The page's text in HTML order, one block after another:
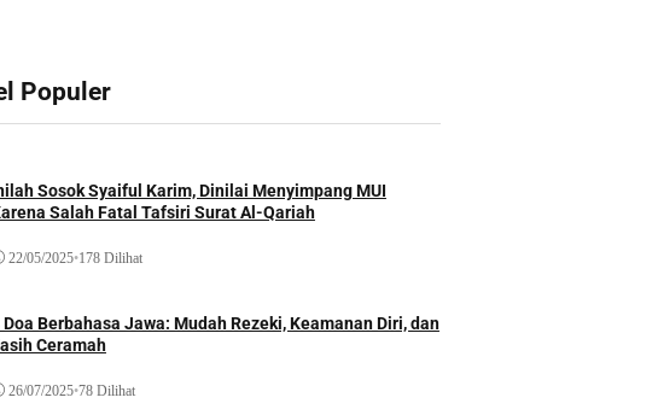
Populer
Sosok Syaiful Karim, Dinilai Menyimpang MUI
Salah Fatal Tafsiri Surat Al-Qariah
22/05/2025•178 Dilihat
Doa Berbahasa Jawa: Mudah Rezeki, Keamanan Diri, dan
Ceramah
26/07/2025•78 Dilihat